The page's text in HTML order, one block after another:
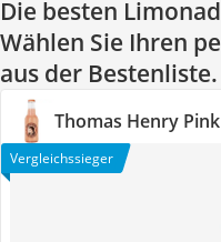
Die besten
Wählen Sie Ihren
aus der Bestenliste.
Thomas Henry
Vergleichssieger